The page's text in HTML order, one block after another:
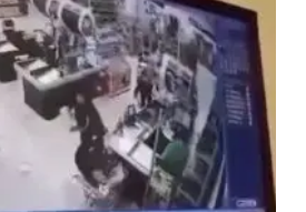
ŠPORT
KULTÚRA
FOTKY
VIDEO